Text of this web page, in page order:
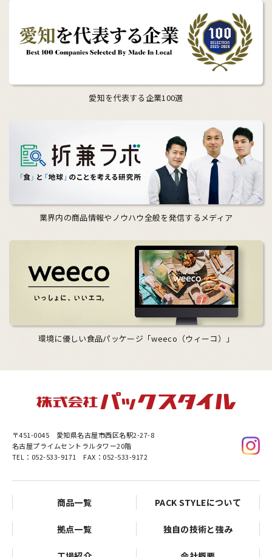
愛知を代表する企業100選
業界内の商品情報やノウハウ全般を発信するメディア
環境に優しい食品パッケージ「weeco（ウィーコ）」
〒451-0045 愛知県名古屋市西区名駅2-27-8
名古屋プライムセントラルタワー20階
TEL：052-533-9171 FAX：052-533-9172
商品一覧 PACK STYLEについて
拠点一覧 独自の技術と強み